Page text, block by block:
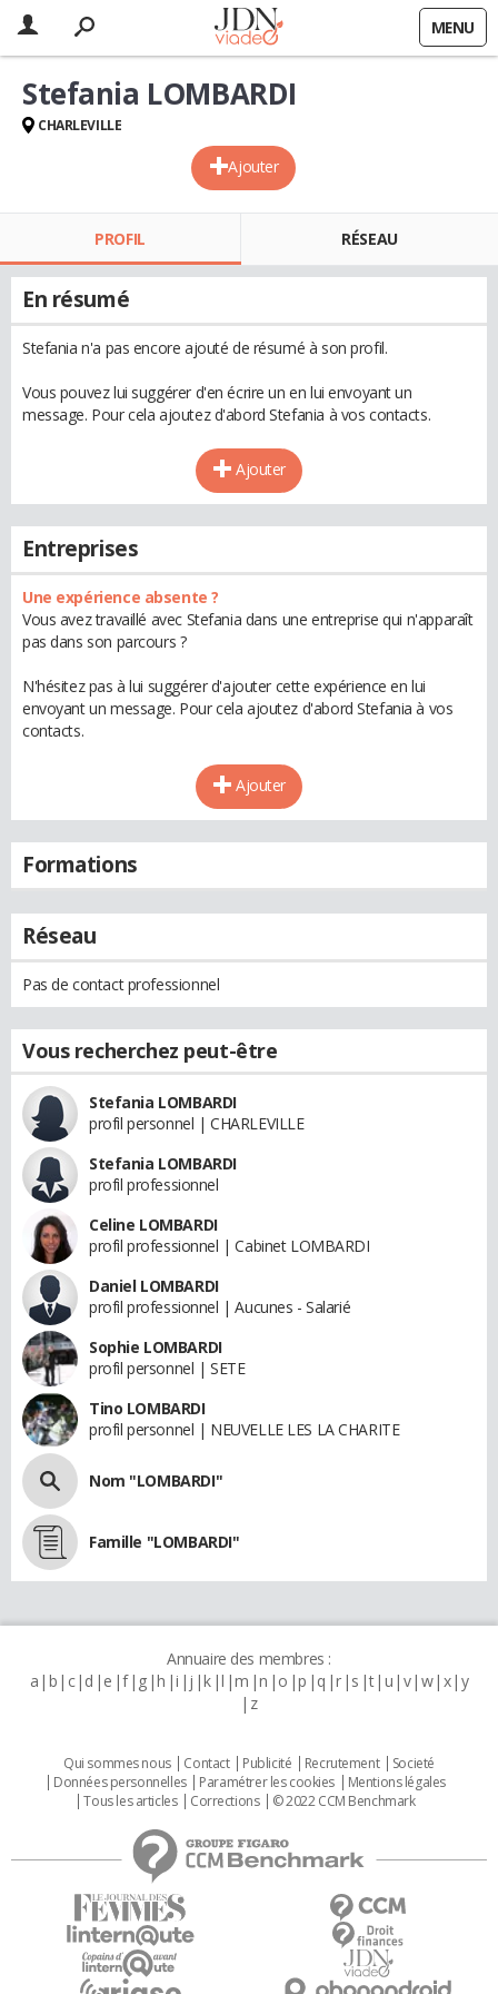
MENU
Ajouter
Stefania LOMBARDI
CHARLEVILLE
PROFIL RÉSEAU
En résumé
Stefania n'a pas encore ajouté de résumé à son profil.
Vous pouvez lui suggérer d'en écrire un en lui envoyant un
message. Pour cela ajoutez d'abord Stefania à vos contacts.
Ajouter
Entreprises
Une expérience absente ?
Vous avez travaillé avec Stefania dans une entreprise qui n'apparaît
pas dans son parcours ?
N'hésitez pas à lui suggérer d'ajouter cette expérience en lui
envoyant un message. Pour cela ajoutez d'abord Stefania à vos
contacts.
Ajouter
Formations
Réseau
Pas de contact professionnel
Vous recherchez peut-être
Stefania LOMBARDI
profil personnel | CHARLEVILLE
Stefania LOMBARDI
profil professionnel
Celine LOMBARDI
profil professionnel | Cabinet LOMBARDI
Daniel LOMBARDI
profil professionnel | Aucunes - Salarié
Sophie LOMBARDI
profil personnel | SETE
Tino LOMBARDI
profil personnel | NEUVELLE LES LA CHARITE
Nom "LOMBARDI"
Famille "LOMBARDI"
Annuaire des membres :
a b c d e f g h i j k l m n o p q r s t u v w x y
z
Qui sommes nous Contact Publicité Recrutement
Societé
Données personnelles
Paramétrer les cookies
Mentions légales
Tous les articles
Corrections © 2022 CCM Benchmark